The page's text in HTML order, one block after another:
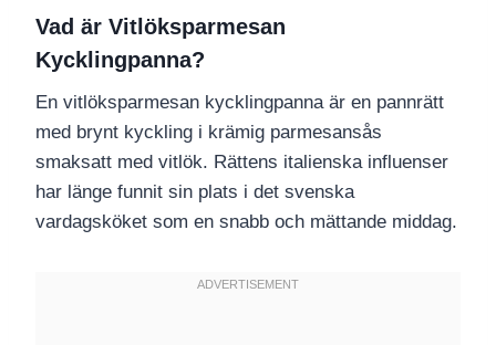
Vad är Vitlöksparmesan
Kycklingpanna?
En vitlöksparmesan kycklingpanna är en pannrätt
med brynt kyckling i krämig parmesansås
smaksatt med vitlök. Rättens italienska influenser
har länge funnit sin plats i det svenska
vardagsköket som en snabb och mättande middag.